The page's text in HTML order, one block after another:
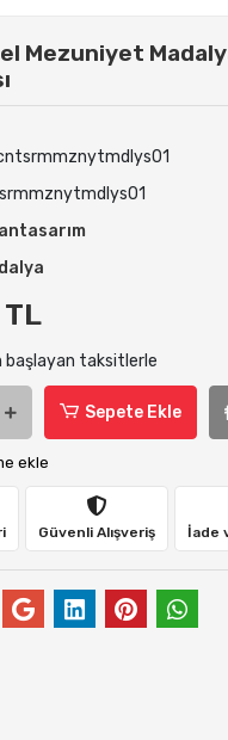
Mezuniyet
başlayan taksitlerle
Sepete Ekle
ekle
Güvenli Alışveriş İade